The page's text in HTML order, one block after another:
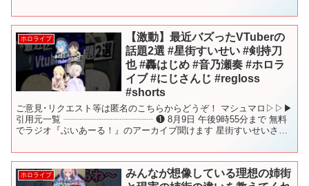
ホロライブ
【激動】最近バズったVTuberの
話題2選 #星街すいせい #剣持刀
也 #轟はじめ #音乃瀬奏 #ホロラ
イブ #にじさんじ #regloss
#shorts
ご意見･リクエスト等は匿名のこちらからどうぞ！ マシュマロ▷▷▶︎
引用元一覧 ┈┈┈┈┈┈┈┈┈┈ ❶ 8月9日 午後9時55分まで 無料
でラジオ『ぶいあーる！』のアーカイブ聞けます 星街すいせいさん
ホロライブ
みんなが想像している理想の姉街